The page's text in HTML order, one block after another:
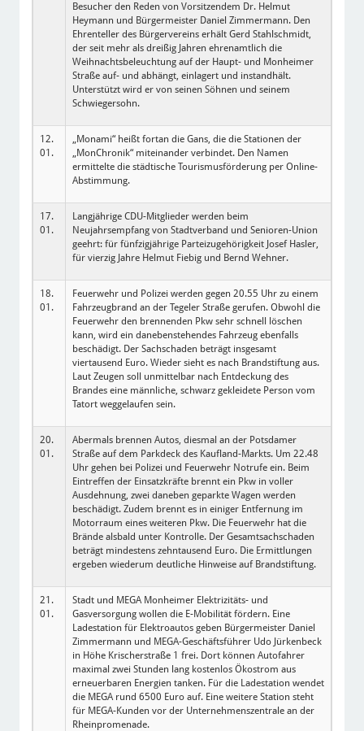
Besucher den Reden von Vorsitzendem Dr. Helmut
Heymann und Bürgermeister Daniel Zimmermann. Den
Ehrenteller des Bürgervereins erhält Gerd Stahlschmidt,
der seit mehr als dreißig Jahren ehrenamtlich die
Weihnachtsbeleuchtung auf der Haupt- und Monheimer
Straße auf- und abhängt, einlagert und instandhält.
Unterstützt wird er von seinen Söhnen und seinem
Schwiegersohn.
12.
01.
„Monami“ heißt fortan die Gans, die die Stationen der
„MonChronik“ miteinander verbindet. Den Namen
ermittelte die städtische Tourismusförderung per Online-
Abstimmung.
17.
01.
Langjährige CDU-Mitglieder werden beim
Neujahrsempfang von Stadtverband und Senioren-Union
geehrt: für fünfzigjährige Parteizugehörigkeit Josef Hasler,
für vierzig Jahre Helmut Fiebig und Bernd Wehner.
18.
01.
Feuerwehr und Polizei werden gegen 20.55 Uhr zu einem
Fahrzeugbrand an der Tegeler Straße gerufen. Obwohl die
Feuerwehr den brennenden Pkw sehr schnell löschen
kann, wird ein danebenstehendes Fahrzeug ebenfalls
beschädigt. Der Sachschaden beträgt insgesamt
viertausend Euro. Wieder sieht es nach Brandstiftung aus.
Laut Zeugen soll unmittelbar nach Entdeckung des
Brandes eine männliche, schwarz gekleidete Person vom
Tatort weggelaufen sein.
20.
01.
Abermals brennen Autos, diesmal an der Potsdamer
Straße auf dem Parkdeck des Kaufland-Markts. Um 22.48
Uhr gehen bei Polizei und Feuerwehr Notrufe ein. Beim
Eintreffen der Einsatzkräfte brennt ein Pkw in voller
Ausdehnung, zwei daneben geparkte Wagen werden
beschädigt. Zudem brennt es in einiger Entfernung im
Motorraum eines weiteren Pkw. Die Feuerwehr hat die
Brände alsbald unter Kontrolle. Der Gesamtsachschaden
beträgt mindestens zehntausend Euro. Die Ermittlungen
ergeben wiederum deutliche Hinweise auf Brandstiftung.
21.
01.
Stadt und MEGA Monheimer Elektrizitäts- und
Gasversorgung wollen die E-Mobilität fördern. Eine
Ladestation für Elektroautos geben Bürgermeister Daniel
Zimmermann und MEGA-Geschäftsführer Udo Jürkenbeck
in Höhe Krischerstraße 1 frei. Dort können Autofahrer
maximal zwei Stunden lang kostenlos Ökostrom aus
erneuerbaren Energien tanken. Für die Ladestation wendet
die MEGA rund 6500 Euro auf. Eine weitere Station steht
für MEGA-Kunden vor der Unternehmenszentrale an der
Rheinpromenade.